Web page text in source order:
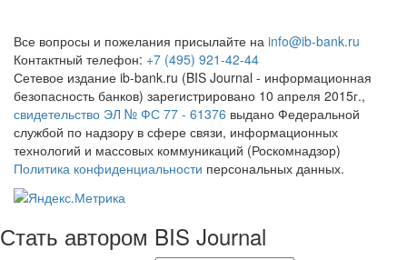
Все вопросы и пожелания присылайте на info@ib-bank.ru
Контактный телефон: +7 (495) 921-42-44
Сетевое издание ib-bank.ru (BIS Journal - информационная
безопасность банков) зарегистрировано 10 апреля 2015г.,
свидетельство ЭЛ № ФС 77 - 61376 выдано Федеральной
службой по надзору в сфере связи, информационных
технологий и массовых коммуникаций (Роскомнадзор)
Политика конфиденциальности персональных данных.
Стать автором BIS Journal